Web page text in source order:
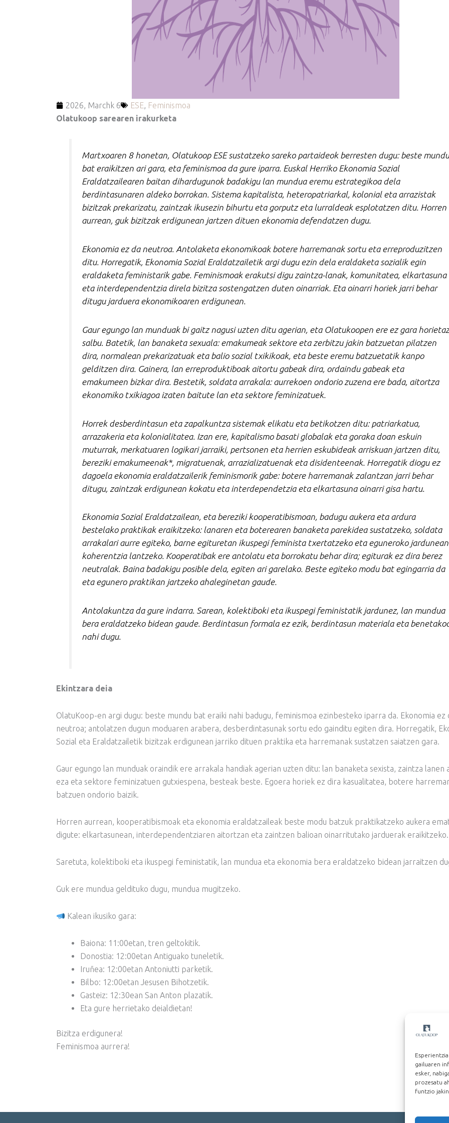
gailuaren
esker,
prozesatu
funtzio
2026, Marchk 6 ESE, Feminismoa
Olatukoop sarearen irakurketa
Martxoaren 8 honetan, Olatukoop ESE sustatzeko sareko partaideok berresten dugu: beste
bat eraikitzen ari gara, eta feminismoa da gure iparra. Euskal Herriko Ekonomia Sozial
Eraldatzailearen baitan dihardugunok badakigu lan mundua eremu estrategikoa dela
berdintasunaren aldeko borrokan. Sistema kapitalista, heteropatriarkal, kolonial eta arrazistak
bizitzak prekarizatu, zaintzak ikusezin bihurtu eta gorputz eta lurraldeak esplotatzen ditu. Horren
aurrean, guk bizitzak erdigunean jartzen dituen ekonomia defendatzen dugu.
Ekonomia ez da neutroa. Antolaketa ekonomikoak botere harremanak sortu eta erreproduzitzen
ditu. Horregatik, Ekonomia Sozial Eraldatzailetik argi dugu ezin dela eraldaketa sozialik egin
eraldaketa feministarik gabe. Feminismoak erakutsi digu zaintza-lanak, komunitatea, elkartasuna
eta interdependentzia direla bizitza sostengatzen duten oinarriak. Eta oinarri horiek jarri behar
ditugu jarduera ekonomikoaren erdigunean.
Gaur egungo lan munduak bi gaitz nagusi uzten ditu agerian, eta Olatukoopen ere ez gara
salbu. Batetik, lan banaketa sexuala: emakumeak sektore eta zerbitzu jakin batzuetan pilatzen
dira, normalean prekarizatuak eta balio sozial txikikoak, eta beste eremu batzuetatik kanpo
gelditzen dira. Gainera, lan erreproduktiboak aitortu gabeak dira, ordaindu gabeak eta
emakumeen bizkar dira. Bestetik, soldata arrakala: aurrekoen ondorio zuzena ere bada, aitortza
ekonomiko txikiagoa izaten baitute lan eta sektore feminizatuek.
Horrek desberdintasun eta zapalkuntza sistemak elikatu eta betikotzen ditu: patriarkatua,
arrazakeria eta kolonialitatea. Izan ere, kapitalismo basati globalak eta goraka doan eskuin
muturrak, merkatuaren logikari jarraiki, pertsonen eta herrien eskubideak arriskuan jartzen ditu,
bereziki emakumeenak*, migratuenak, arrazializatuenak eta disidenteenak. Horregatik diogu ez
dagoela ekonomia eraldatzailerik feminismorik gabe: botere harremanak zalantzan jarri behar
ditugu, zaintzak erdigunean kokatu eta interdependetzia eta elkartasuna oinarri gisa hartu.
Ekonomia Sozial Eraldatzailean, eta bereziki kooperatibismoan, badugu aukera eta ardura
bestelako praktikak eraikitzeko: lanaren eta boterearen banaketa parekidea sustatzeko, soldata
arrakalari aurre egiteko, barne egituretan ikuspegi feminista txertatzeko eta eguneroko jardunean
koherentzia lantzeko. Kooperatibak ere antolatu eta borrokatu behar dira; egiturak ez dira berez
neutralak. Baina badakigu posible dela, egiten ari garelako. Beste egiteko modu bat egingarria da
eta egunero praktikan jartzeko ahaleginetan gaude.
Antolakuntza da gure indarra. Sarean, kolektiboki eta ikuspegi feministatik jardunez, lan mundua
bera eraldatzeko bidean gaude. Berdintasun formala ez ezik, berdintasun materiala eta
nahi dugu.
Ekintzara deia
OlatuKoop-en argi dugu: beste mundu bat eraiki nahi badugu, feminismoa ezinbesteko iparra da. Ekonomia ez
neutroa; antolatzen dugun moduaren arabera, desberdintasunak sortu edo gainditu egiten dira. Horregatik,
Sozial eta Eraldatzailetik bizitzak erdigunean jarriko dituen praktika eta harremanak sustatzen saiatzen gara.
Gaur egungo lan munduak oraindik ere arrakala handiak agerian uzten ditu: lan banaketa sexista, zaintza lanen
eza eta sektore feminizatuen gutxiespena, besteak beste. Egoera horiek ez dira kasualitatea, botere
batzuen ondorio baizik.
Horren aurrean, kooperatibismoak eta ekonomia eraldatzaileak beste modu batzuk praktikatzeko aukera
digute: elkartasunean, interdependentziaren aitortzan eta zaintzen balioan oinarritutako jarduerak eraikitzeko.
Saretuta, kolektiboki eta ikuspegi feministatik, lan mundua eta ekonomia bera eraldatzeko bidean jarraitzen
Guk ere mundua geldituko dugu, mundua mugitzeko.
Kalean ikusiko gara:
Baiona: 11:00etan, tren geltokitik.
Donostia: 12:00etan Antiguako tuneletik.
Iruñea: 12:00etan Antoniutti parketik.
Bilbo: 12:00etan Jesusen Bihotzetik.
Gasteiz: 12:30ean San Anton plazatik.
Eta gure herrietako deialdietan!
Bizitza erdigunera!
Feminismoa aurrera!